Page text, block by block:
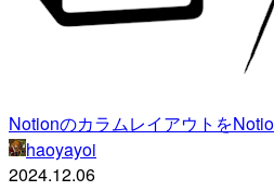
Notionのカラムレイアウトを
haoyayoi
2024.12.06